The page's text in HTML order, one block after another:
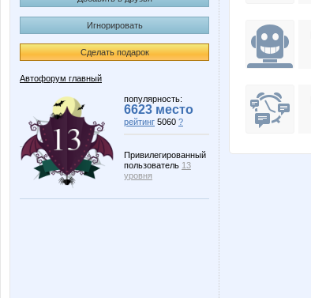
Игнорировать
Сделать подарок
Автофорум главный
популярность:
6623 место
рейтинг 5060 ?
Привилегированный
пользователь 13
уровня